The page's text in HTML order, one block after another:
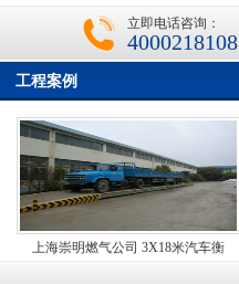
立即电话咨询：
4000218108
工程案例
上海崇明燃气公司 3X18米汽车衡